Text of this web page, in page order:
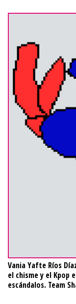
Vania Yafte Ríos
el chisme y el Kpop
escándalos. Team